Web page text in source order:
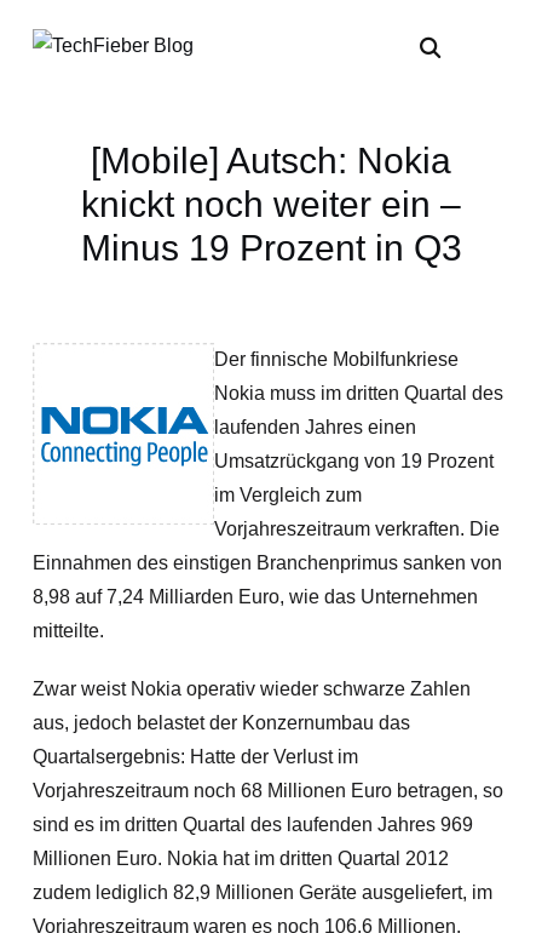
[Mobile] Autsch: Nokia
knickt noch weiter ein –
Minus 19 Prozent in Q3
Der finnische Mobilfunkriese
Nokia muss im dritten Quartal des
laufenden Jahres einen
Umsatzrückgang von 19 Prozent
im Vergleich zum
Vorjahreszeitraum verkraften. Die
Einnahmen des einstigen Branchenprimus sanken von
8,98 auf 7,24 Milliarden Euro, wie das Unternehmen
mitteilte.
Zwar weist Nokia operativ wieder schwarze Zahlen
aus, jedoch belastet der Konzernumbau das
Quartalsergebnis: Hatte der Verlust im
Vorjahreszeitraum noch 68 Millionen Euro betragen, so
sind es im dritten Quartal des laufenden Jahres 969
Millionen Euro. Nokia hat im dritten Quartal 2012
zudem lediglich 82,9 Millionen Geräte ausgeliefert, im
Vorjahreszeitraum waren es noch 106,6 Millionen.